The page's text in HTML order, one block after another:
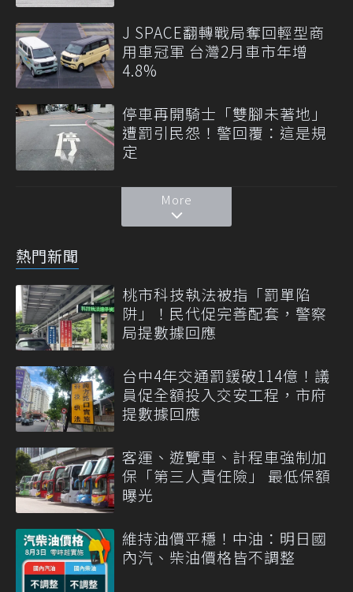
J SPACE翻轉戰局奪回輕型商
用車冠軍 台灣2月車市年增
4.8%
停車再開騎士「雙腳未著地」
遭罰引民怨！警回覆：這是規
定
More
熱門新聞
桃市科技執法被指「罰單陷
阱」！民代促完善配套，警察
局提數據回應
台中4年交通罰鍰破114億！議
員促全額投入交安工程，市府
提數據回應
客運、遊覽車、計程車強制加
保「第三人責任險」 最低保額
曝光
維持油價平穩！中油：明日國
內汽、柴油價格皆不調整